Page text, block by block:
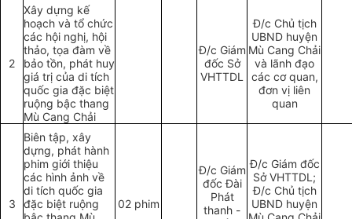
2
Xây dựng kế
hoạch và tổ chức
các hội nghị, hội
thảo, tọa đàm về
bảo tồn, phát huy
giá trị của di tích
quốc gia đặc biệt
ruộng bậc thang
Mù Cang Chải
Đ/c Giám
đốc Sở
VHTTDL
Đ/c Chủ tịch
UBND huyện
Mù Cang Chải
và lãnh đạo
các cơ quan,
đơn vị liên
quan
3
Biên tập, xây
dựng, phát hành
phim giới thiệu
các hình ảnh về
di tích quốc gia
đặc biệt ruộng
02 phim
Đ/c Giám
đốc Đài
Phát
thanh -
Đ/c Giám đốc
Sở VHTTDL;
Đ/c Chủ tịch
UBND huyện